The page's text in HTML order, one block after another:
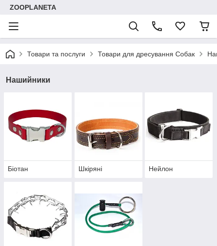
ZOOPLANETA
Товари та послуги Товари для дресування Собак
Нашийники
Біотан Шкіряні Нейлон